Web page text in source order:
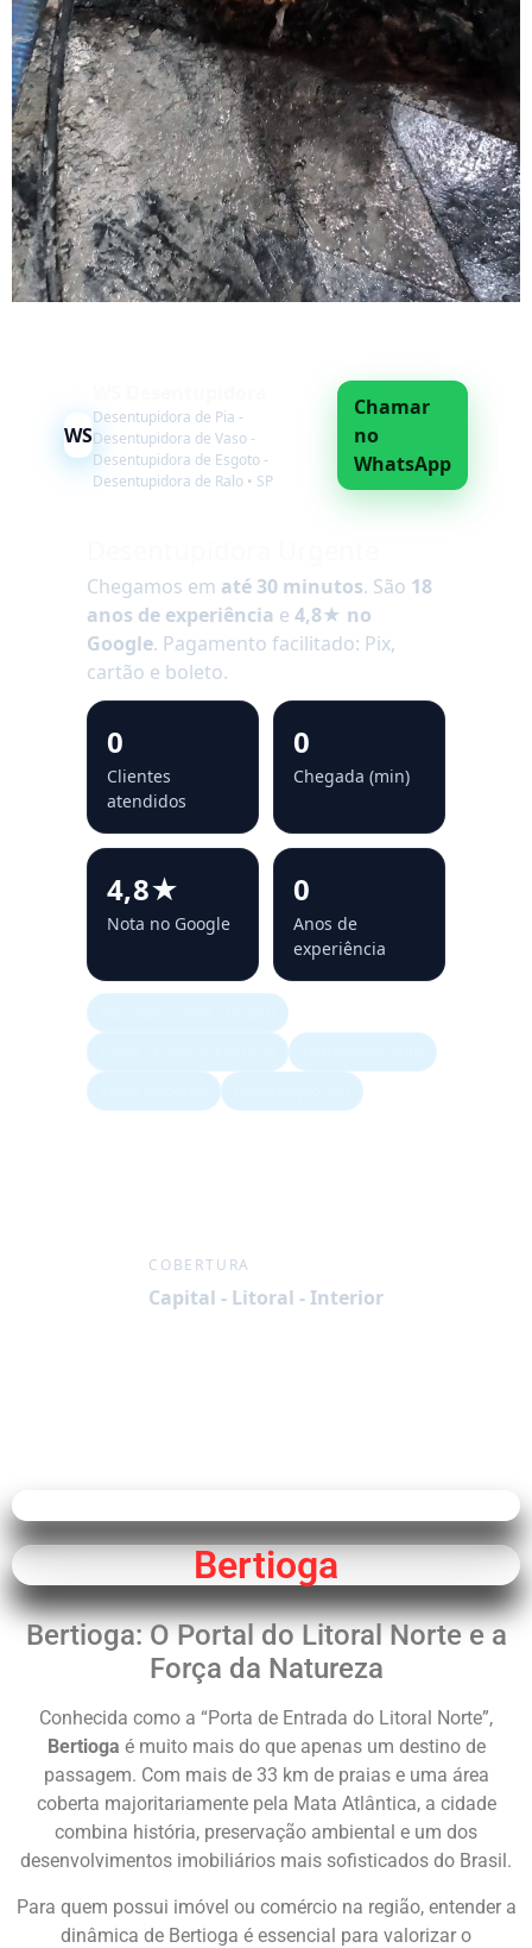
WS
Desentupidora de Pia -
Desentupidora de Vaso -
Desentupidora de Esgoto -
Desentupidora de Ralo • SP
Chamar
no
WhatsApp
Chegamos em até 30 minutos. São 18
anos de experiência e 4,8★ no
Google. Pagamento facilitado: Pix,
cartão e boleto.
0
Clientes
atendidos
0
Chegada (min)
4,8★
Nota no Google
0
Anos de
experiência
COBERTURA
Capital - Litoral - Interior
Bertioga
Bertioga: O Portal do Litoral Norte e a
Força da Natureza
Conhecida como a “Porta de Entrada do Litoral Norte”,
Bertioga é muito mais do que apenas um destino de
passagem. Com mais de 33 km de praias e uma área
coberta majoritariamente pela Mata Atlântica, a cidade
combina história, preservação ambiental e um dos
desenvolvimentos imobiliários mais sofisticados do Brasil.
Para quem possui imóvel ou comércio na região, entender a
dinâmica de Bertioga é essencial para valorizar o